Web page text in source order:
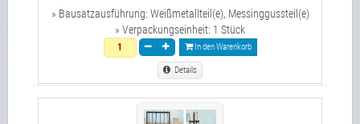
» Bausatzausführung: Weißmetallteil(e), Messinggussteil(e)
» Verpackungseinheit: 1 Stück
In den Warenkorb
Details